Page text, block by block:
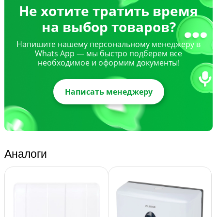
Не хотите тратить время
на выбор товаров?
Напишите нашему персональному менеджеру в
Whats App — мы быстро подберем все
необходимое и оформим документы!
Написать менеджеру
Аналоги